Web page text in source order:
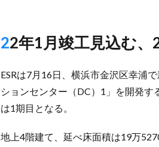
22年1月竣工見込む
ESRは7月16日、横浜市金沢区幸浦
ションセンター（DC）1」を開発す
は1期目となる。
地上4階建て、延べ床面積は19万